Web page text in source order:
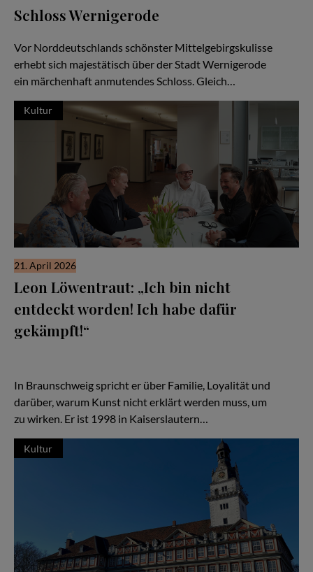
Schloss Wernigerode
Vor Norddeutschlands schönster Mittelgebirgskulisse
erhebt sich majestätisch über der Stadt Wernigerode
ein märchenhaft anmutendes Schloss. Gleich…
Kultur
21. April 2026
Leon Löwentraut: „Ich bin nicht
entdeckt worden! Ich habe dafür
gekämpft!“
In Braunschweig spricht er über Familie, Loyalität und
darüber, warum Kunst nicht erklärt werden muss, um
zu wirken. Er ist 1998 in Kaiserslautern…
Kultur